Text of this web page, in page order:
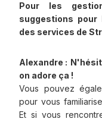
Pour les
suggestions
des services de
Alexandre :
on adore ça !
Vous pouvez
pour vous
Et si vous